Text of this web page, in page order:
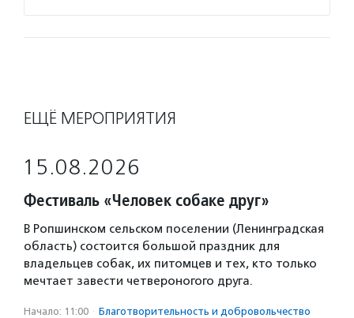
ЕЩЁ МЕРОПРИЯТИЯ
15.08.2026
Фестиваль «Человек собаке друг»
В Ропшинском сельском поселении (Ленинградская
область) состоится большой праздник для
владельцев собак, их питомцев и тех, кто только
мечтает завести четвероногого друга.
Начало: 11:00 · Благотвори­тель­ность и доброволь­чест­во